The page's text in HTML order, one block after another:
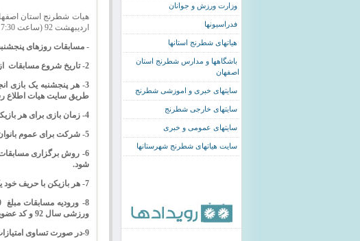
وزارت ورزش و جوانان
فدراسیونها
هیاتهای شطرنج استانها
باشگاهها و مدارس شطرنج استان
اصفهان
سایتهای خبری و اموزشی شطرنج
سایتهای خارجی شطرنج
سایتهای عمومی و خبری
سایت هیاتهای شطرنج شهرستانها
اردیبهشت 92 (ساعت 17:30) در محل خانه شطرنج برگزار نماید.
- مسابقات روزهای پنجشنبه هر هفته از ساعت
2- تاریخ شروع مسابقات از پنجشنبه 5 اردیبهشت 92 خواهد بود.
3- هر پنجشنبه یک بازی
طریق سایت هیات اطلاع
4- زمان بازی برای هر بازیکن 90 دقیقه + 30 ثانیه وقت اضافه به ازای انجام هر حرکت (سیستم فیشر) می باشد.
5- شرکت برای عموم بانوان ازاد بوده و محدودیت سنی ندارد.
6- روش برگزاری مسابقات
شود.
7- هر بازیکن با حریف خود یک بازی خواهد داشت.
ورزشی سال 92 و کد عضویت در سیستم جامع فدراسیون به مسئول ثبت نام الزامی است.
9- در صورت تساوی